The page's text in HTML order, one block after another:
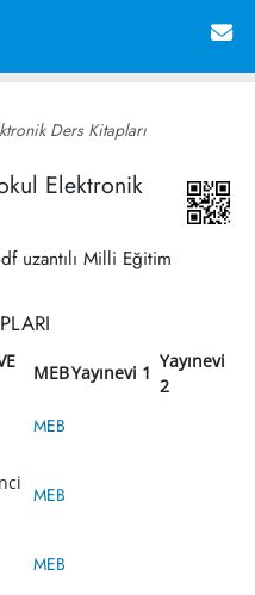
Ders Kitapları
Elektronik
uzantılı Milli Eğitim
MEBYayınevi 1
Yayınevi
2
MEB
MEB
MEB